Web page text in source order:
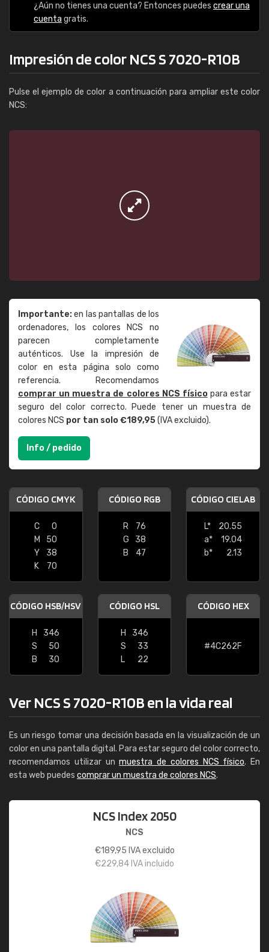
¿Aún no tienes una cuenta? Entonces puedes crear una
cuenta gratis.
Impresión de color NCS S 7020-R10B
Pulse el ejemplo de color a continuación para ampliar este color
NCS:
Importante:en las pantallas de los
ordenadores, los colores NCS no
parecen completamente
auténticos. Use la impresión de
color en esta página solo como
referencia. Recomendamos
comprar un muestra de colores NCS físicopara estar
seguro del color correcto. Puede tener un muestra de
colores NCS por tan solo €189,95(IVA excluido).
Info / pedido
CÓDIGO CMYK
C
0
M
50
Y
38
K
70
CÓDIGO RGB
R
76
G
38
B
47
CÓDIGO CIELAB
L*
20.55
a*
19.04
b*
2.13
CÓDIGO HSB/HSV
H
346
S
50
B
30
CÓDIGO HSL
H
346
S
33
L
22
CÓDIGO HEX
#4C262F
Ver NCS S 7020-R10B en la vida real
Es un riesgo tomar una decisión basada en la visualización de un
color en una pantalla digital. Para estar seguro del color correcto,
recomendamos utilizar unmuestra de colores NCS físico. En
esta web puedes comprar un muestra de colores NCS.
NCS Index 2050
NCS
€189,95 IVA excluido
€229,84 IVA incluido